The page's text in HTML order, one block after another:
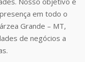
em todo o
Grande – MT,
de negócios a